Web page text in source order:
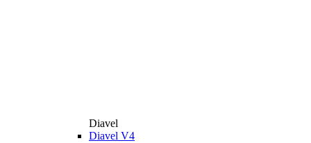
Diavel
Diavel V4